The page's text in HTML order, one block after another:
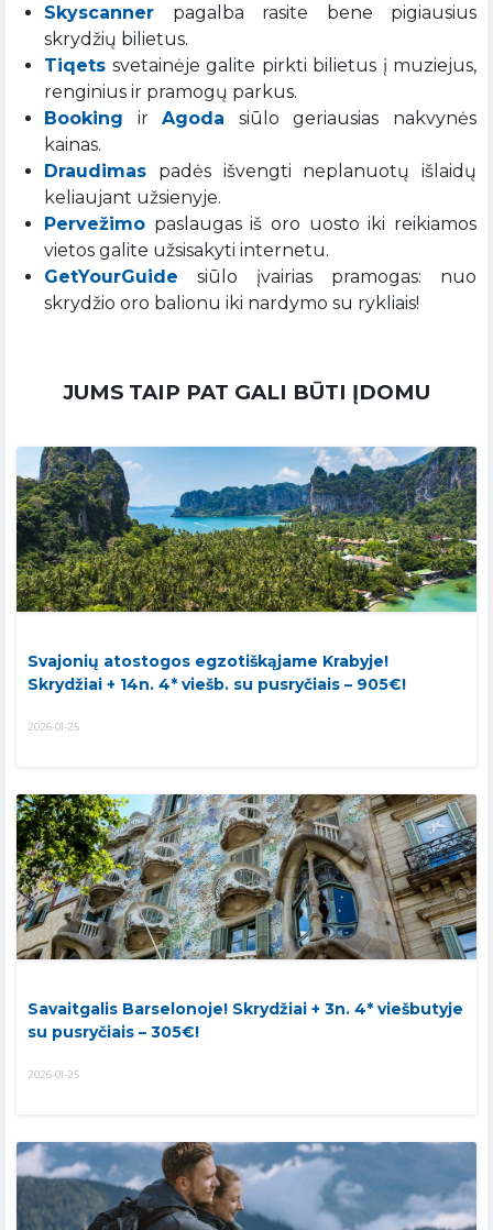
Skyscanner pagalba rasite bene pigiausius
skrydžių bilietus.
Tiqets svetainėje galite pirkti bilietus į muziejus,
renginius ir pramogų parkus.
Booking irAgoda siūlo geriausias nakvynės
kainas.
Draudimas padės išvengti neplanuotų išlaidų
keliaujant užsienyje.
Pervežimo paslaugas iš oro uosto iki reikiamos
vietos galite užsisakyti internetu.
GetYourGuide siūlo įvairias pramogas: nuo
skrydžio oro balionu iki nardymo su rykliais!
JUMS TAIP PAT GALI BŪTI ĮDOMU
Svajonių atostogos egzotiškąjame Krabyje!
Skrydžiai + 14n. 4* viešb. su pusryčiais – 905€!
2026-01-25
Savaitgalis Barselonoje! Skrydžiai + 3n. 4* viešbutyje
su pusryčiais – 305€!
2026-01-25